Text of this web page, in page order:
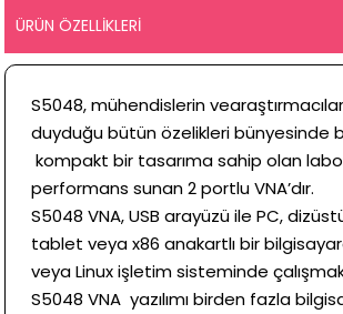
ÜRÜN ÖZELLIKLERI
S5048, mühendislerin
duyduğu bütün özelikleri bünyesinde
kompakt bir tasarıma sahip olan
performans sunan 2 portlu VNA’dır.
S5048 VNA, USB arayüzü ile PC,
tablet veya x86 anakartlı bir
veya Linux işletim sisteminde
S5048 VNA yazılımı birden fazla